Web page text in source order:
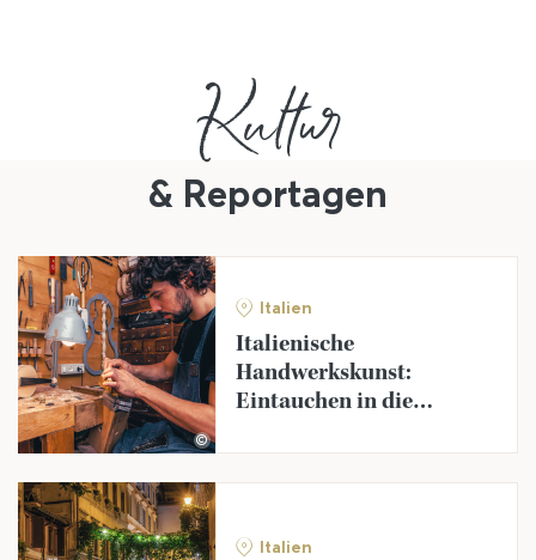
Kultur
& Reportagen
©
Italien
Italienische
Handwerkskunst:
Eintauchen in die
Italiens
Italien